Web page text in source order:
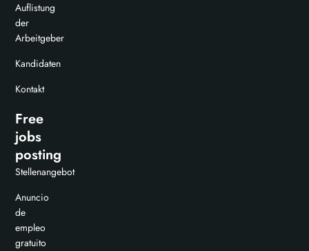
Auflistung
der
Arbeitgeber
Kandidaten
Kontakt
Free
jobs
posting
Stellenangebot
Anuncio
de
empleo
gratuito